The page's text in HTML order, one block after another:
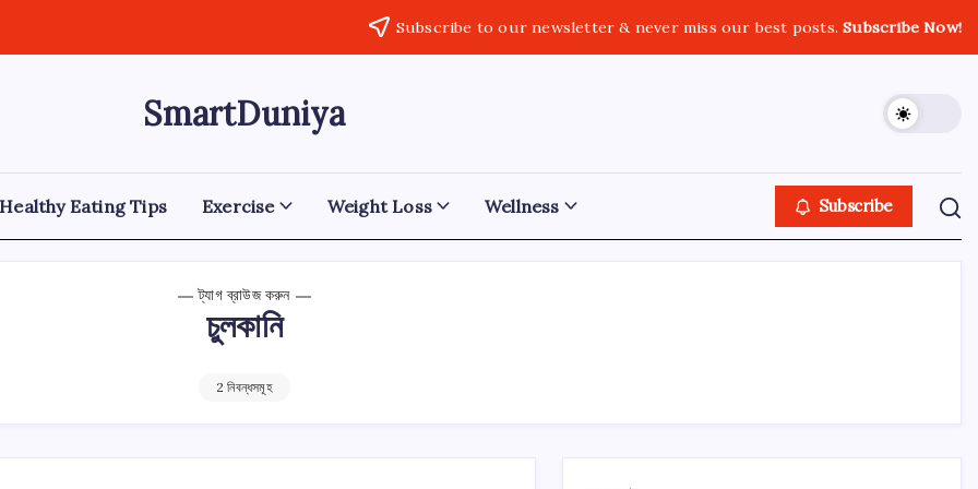
Subscribe to our newsletter & never miss our best posts.Subscribe Now!
SmartDuniya
Be
Happy
Life
with
health
tips.
Healthy Eating Tips Exercise Weight Loss Wellness Subscribe
ট্যাগ ব্রাউজ করুন
চুলকানি
2 নিবন্ধসমূহ